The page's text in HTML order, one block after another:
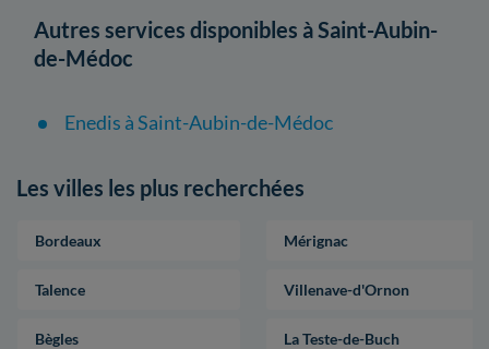
Autres services disponibles à Saint-Aubin-
de-Médoc
Enedis à Saint-Aubin-de-Médoc
Les villes les plus recherchées
Bordeaux Mérignac
Talence Villenave-d'Ornon
Bègles La Teste-de-Buch